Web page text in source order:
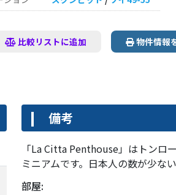
比較リストに追加 物件情報
備考
「La Citta Penthouse」はトンロ
ミニアムです。日本人の数が少な
部屋: